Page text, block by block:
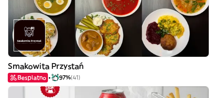
Smakowita Przystań
Besplatno 97%(41)